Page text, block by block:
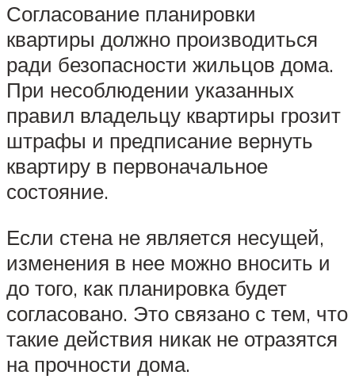
Согласование планировки
квартиры должно производиться
ради безопасности жильцов дома.
При несоблюдении указанных
правил владельцу квартиры грозит
штрафы и предписание вернуть
квартиру в первоначальное
состояние.
Если стена не является несущей,
изменения в нее можно вносить и
до того, как планировка будет
согласовано. Это связано с тем, что
такие действия никак не отразятся
на прочности дома.